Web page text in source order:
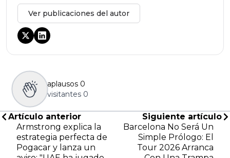
Ver publicaciones del autor
aplausos 0
visitantes 0
Artículo anterior
Armstrong explica la
estrategia perfecta de
Pogacar y lanza un
Siguiente artículo
Barcelona No Será Un
Simple Prólogo: El
Tour 2026 Arranca